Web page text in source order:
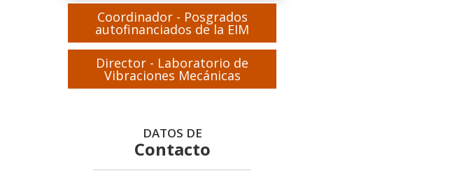
Coordinador - Posgrados
autofinanciados de la EIM
Director - Laboratorio de
Vibraciones Mecánicas
DATOS DE
Contacto